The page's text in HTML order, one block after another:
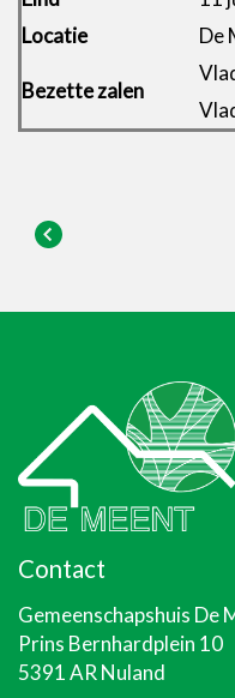
Locatie
De
Bezette zalen
Contact
Gemeenschapshuis De
Prins Bernhardplein 10
5391 AR Nuland